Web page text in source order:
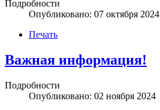
Подробности
Опубликовано: 07 октября 2024
Печать
Важная информация!
Подробности
Опубликовано: 02 ноября 2024